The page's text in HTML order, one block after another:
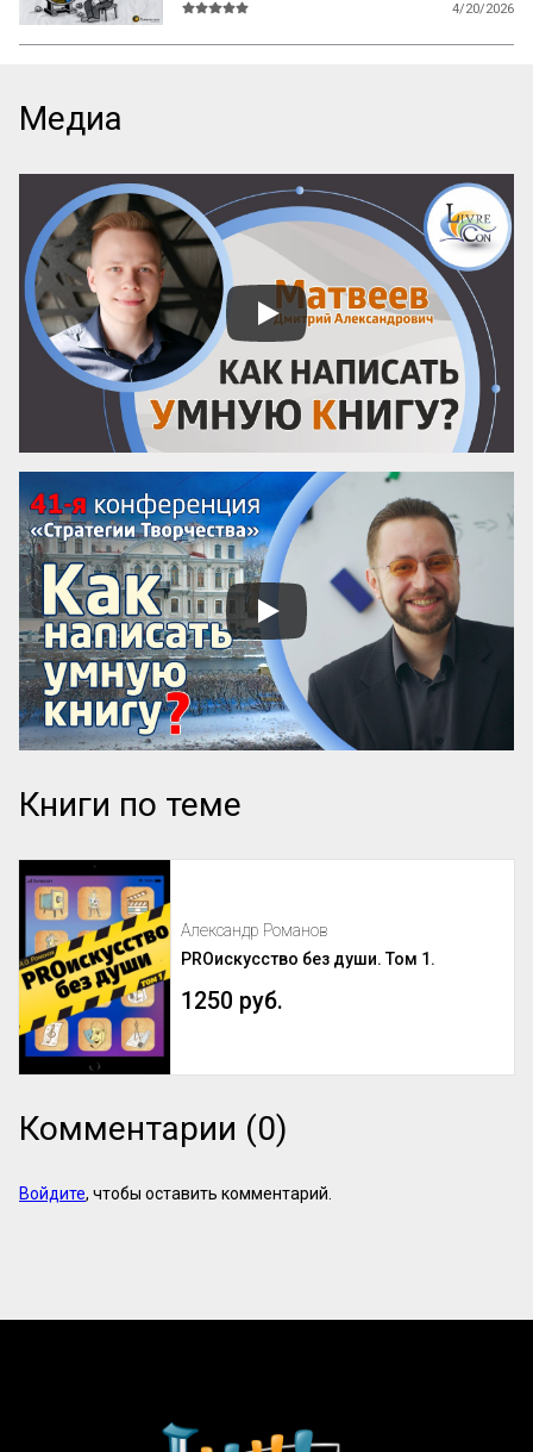
4/20/2026
название! А ведь именно название, а
вовсе не содержание, приносит книге
успех! Кто думает иначе — пусть
проведет простой эксперимент: спросит
у кого угодно, какая книга более
знаменита: про черта в городе или про
джинна в деревне? Никто вам ничего
вразумительного не скажет. Но если
поставить вопрос иначе: какая книга
более знаменита: «‎Мастер и Маргарита»
или «...
Медиа
Книги по теме
Александр Романов
PROискусство без души. Том 1.
1250 руб.
Комментарии (0)
Войдите, чтобы оставить комментарий.